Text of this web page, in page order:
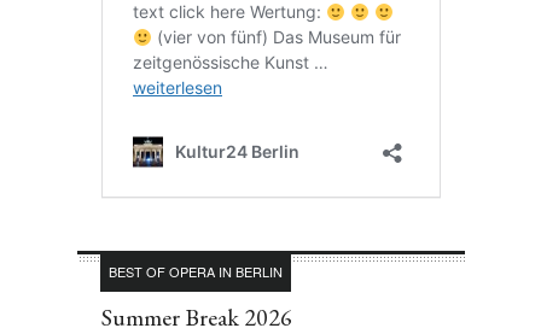
BEST OF OPERA IN BERLIN
Summer Break 2026